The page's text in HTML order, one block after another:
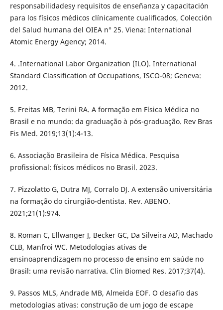
responsabilidadesy requisitos de enseñanza y capacitación
para los físicos médicos clínicamente cualificados, Colección
del Salud humana del OIEA n° 25. Viena: International
Atomic Energy Agency; 2014.
4. .International Labor Organization (ILO). International
Standard Classification of Occupations, ISCO-08; Geneva:
2012.
5. Freitas MB, Terini RA. A formação em Física Médica no
Brasil e no mundo: da graduação à pós-graduação. Rev Bras
Fis Med. 2019;13(1):4-13.
6. Associação Brasileira de Física Médica. Pesquisa
profissional: físicos médicos no Brasil. 2023.
7. Pizzolatto G, Dutra MJ, Corralo DJ. A extensão universitária
na formação do cirurgião-dentista. Rev. ABENO.
2021;21(1):974.
8. Roman C, Ellwanger J, Becker GC, Da Silveira AD, Machado
CLB, Manfroi WC. Metodologias ativas de
ensinoaprendizagem no processo de ensino em saúde no
Brasil: uma revisão narrativa. Clin Biomed Res. 2017;37(4).
9. Passos MLS, Andrade MB, Almeida EOF. O desafio das
metodologias ativas: construção de um jogo de escape